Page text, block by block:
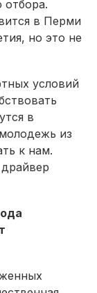
отбора.
в Перми
но это не
условий
в
из
к нам.